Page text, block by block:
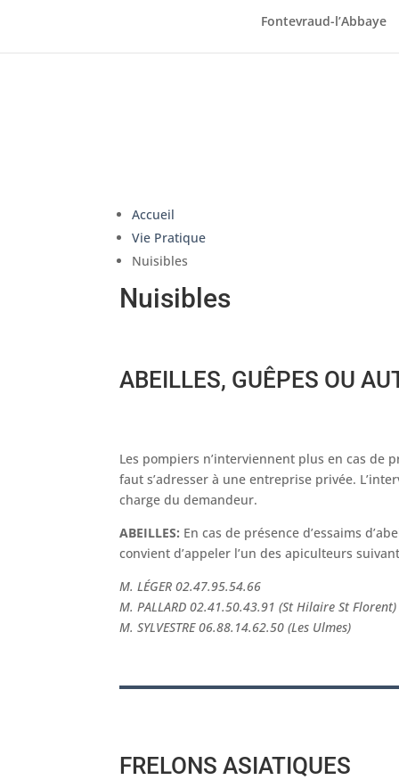
Fontevraud-l’Abbaye
Accueil
Vie Pratique
Nuisibles
Nuisibles
ABEILLES, GUÊPES OU
Les pompiers n’interviennent plus en cas de
faut s’adresser à une entreprise privée.
charge du demandeur.
ABEILLES: En cas de présence d’essaims
convient d’appeler l’un des apiculteurs
M. LÉGER 02.47.95.54.66
M. PALLARD 02.41.50.43.91 (St Hilaire St Florent)
M. SYLVESTRE 06.88.14.62.50 (Les Ulmes)
FRELONS ASIATIQUES